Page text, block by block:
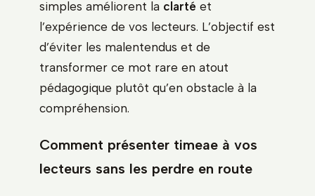
simples améliorent la clarté et
l’expérience de vos lecteurs. L’objectif est
d’éviter les malentendus et de
transformer ce mot rare en atout
pédagogique plutôt qu’en obstacle à la
compréhension.
Comment présenter timeae à vos
lecteurs sans les perdre en route